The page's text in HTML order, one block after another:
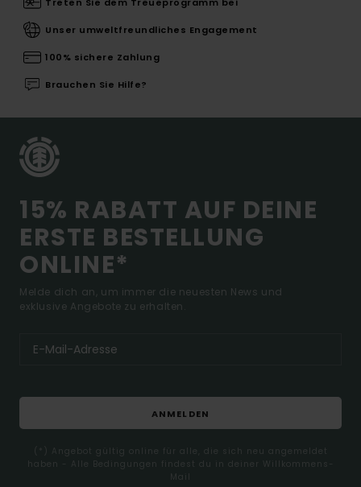
Treten Sie dem Treueprogramm bei
Unser umweltfreundliches Engagement
100% sichere Zahlung
Brauchen Sie Hilfe?
15% RABATT AUF DEINE
ERSTE BESTELLUNG
ONLINE*
Melde dich an, um immer die neuesten News und
exklusive Angebote zu erhalten.
ANMELDEN
(*) Angebot gültig online für alle, die sich neu angemeldet
haben - Alle Bedingungen findest du in deiner Willkommens-
Mail